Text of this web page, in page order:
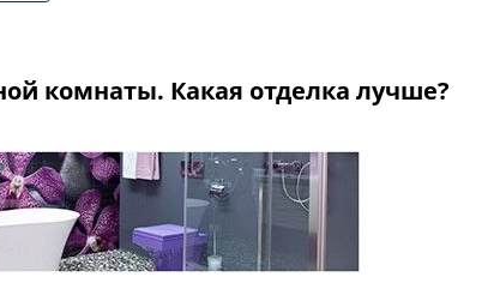
комнаты. Какая отделка лучше?